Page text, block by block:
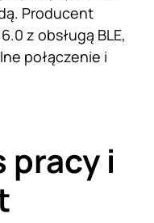
Producent
z obsługą BLE,
połączenie i
pracy i